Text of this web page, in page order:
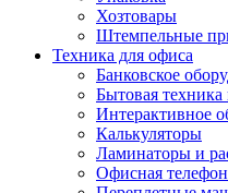
Хозтовары
Штемпельные
Техника для офиса
Банковское
Бытовая техника
Интерактивное
Калькуляторы
Ламинаторы и
Офисная